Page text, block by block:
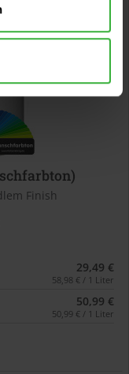
Finish
29,49 €
58,98 € / 1 Liter
50,99 €
50,99 € / 1 Liter